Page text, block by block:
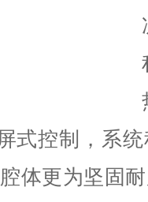
式控制，系
体更为坚固